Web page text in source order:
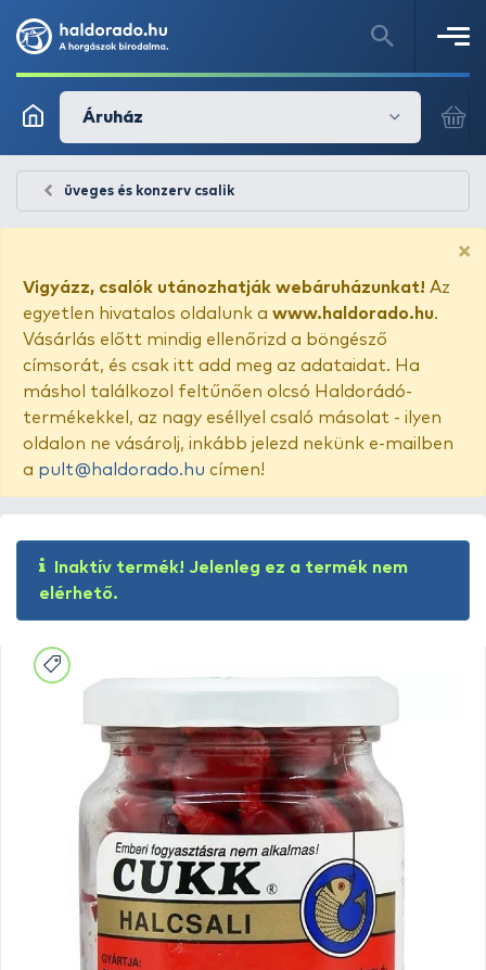
Áruház
üveges és konzerv csalik
×
Vigyázz, csalók utánozhatják webáruházunkat! Az
egyetlen hivatalos oldalunk a www.haldorado.hu.
Vásárlás előtt mindig ellenőrizd a böngésző
címsorát, és csak itt add meg az adataidat. Ha
máshol találkozol feltűnően olcsó Haldorádó-
termékekkel, az nagy eséllyel csaló másolat - ilyen
oldalon ne vásárolj, inkább jelezd nekünk e-mailben
a pult@haldorado.hu címen!
Inaktív termék! Jelenleg ez a termék nem
elérhető.